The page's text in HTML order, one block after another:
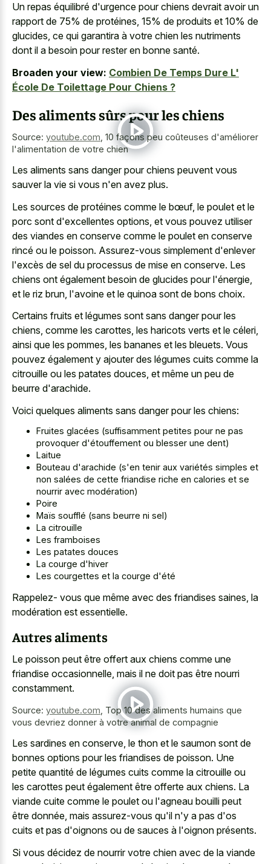
Un repas équilibré d'urgence pour chiens devrait avoir un
rapport de 75% de protéines, 15% de produits et 10% de
glucides, ce qui garantira à votre chien les nutriments
dont il a besoin pour rester en bonne santé.
Broaden your view: Combien De Temps Dure L'
École De Toilettage Pour Chiens ?
Des aliments sûrs pour les chiens
Source: youtube.com 10 façons peu coûteuses d'améliorer
l'alimentation de votre chien
Les aliments sans danger pour chiens peuvent vous
sauver la vie si vous n'en avez plus.
Les sources de protéines comme le bœuf, le poulet et le
porc sont d'excellentes options, et vous pouvez utiliser
des viandes en conserve comme le poulet en conserve
rincé ou le poisson. Assurez-vous simplement d'enlever
l'excès de sel du processus de mise en conserve. Les
chiens ont également besoin de glucides pour l'énergie,
et le riz brun, l'avoine et le quinoa sont de bons choix.
Certains fruits et légumes sont sans danger pour les
chiens, comme les carottes, les haricots verts et le céleri,
ainsi que les pommes, les bananes et les bleuets. Vous
pouvez également y ajouter des légumes cuits comme la
citrouille ou les patates douces, et même un peu de
beurre d'arachide.
Voici quelques aliments sans danger pour les chiens:
Fruites glacées (suffisamment petites pour ne pas
provoquer d'étouffement ou blesser une dent)
Laitue
Bouteau d'arachide (s'en tenir aux variétés simples et
non salées de cette friandise riche en calories et se
nourrir avec modération)
Poire
Maïs soufflé (sans beurre ni sel)
La citrouille
Les framboises
Les patates douces
La courge d'hiver
Les courgettes et la courge d'été
Rappelez- vous que même avec des friandises saines, la
modération est essentielle.
Autres aliments
Le poisson peut être offert aux chiens comme une
friandise occasionnelle, mais il ne doit pas être nourri
constamment.
Source: youtube.com Top 10 des aliments humains que
vous devriez donner à votre animal de compagnie
Les sardines en conserve, le thon et le saumon sont de
bonnes options pour les friandises de poisson. Une
petite quantité de légumes cuits comme la citrouille ou
les carottes peut également être offerte aux chiens. La
viande cuite comme le poulet ou l'agneau bouilli peut
être donnée, mais assurez-vous qu'il n'y a pas d'os
cuits et pas d'oignons ou de sauces à l'oignon présents.
Si vous décidez de nourrir votre chien avec de la viande